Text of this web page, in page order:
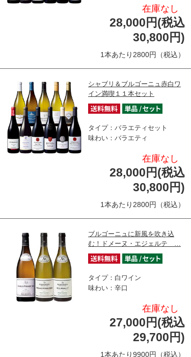
在庫なし
28,000円(税込
30,800円)
1本あたり2800円（税込）
シャブリ＆ブルゴーニュ赤白ワ
イン満喫１１本セット
タイプ：バラエティセット
味わい：バラエティ
在庫なし
28,000円(税込
30,800円)
1本あたり2800円（税込）
ブルゴーニュに新風を吹き込
む！ドメーヌ・エジェルテ …
タイプ：白ワイン
味わい：辛口
在庫なし
27,000円(税込
29,700円)
1本あたり9900円（税込）